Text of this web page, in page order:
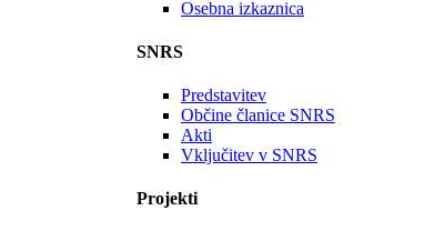
Osebna izkaznica
SNRS
Predstavitev
Občine članice SNRS
Akti
Vključitev v SNRS
Projekti